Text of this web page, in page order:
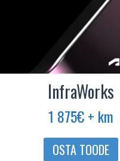
InfraWorks
1 875€ + km
OSTA TOODE